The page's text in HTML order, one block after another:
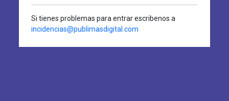
Si tienes problemas para entrar escribenos a
incidencias@publimasdigital.com